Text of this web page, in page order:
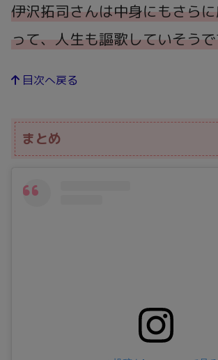
伊沢拓司さんは中身にもさら
って、人生も謳歌していそう
目次へ戻る
まとめ